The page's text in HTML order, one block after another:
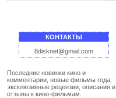
КОНТАКТЫ
8disknet@gmail.com
Последние новинки кино и
комментарии, новые фильмы года,
эксклюзивные рецензии, описания и
отзывы к кино-фильмам.